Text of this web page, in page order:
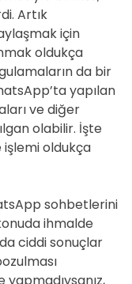
Artık
için
oldukça
da bir
yapılan
ve diğer
olabilir. İşte
oldukça
sohbetlerini
ihmalde
ciddi sonuçlar